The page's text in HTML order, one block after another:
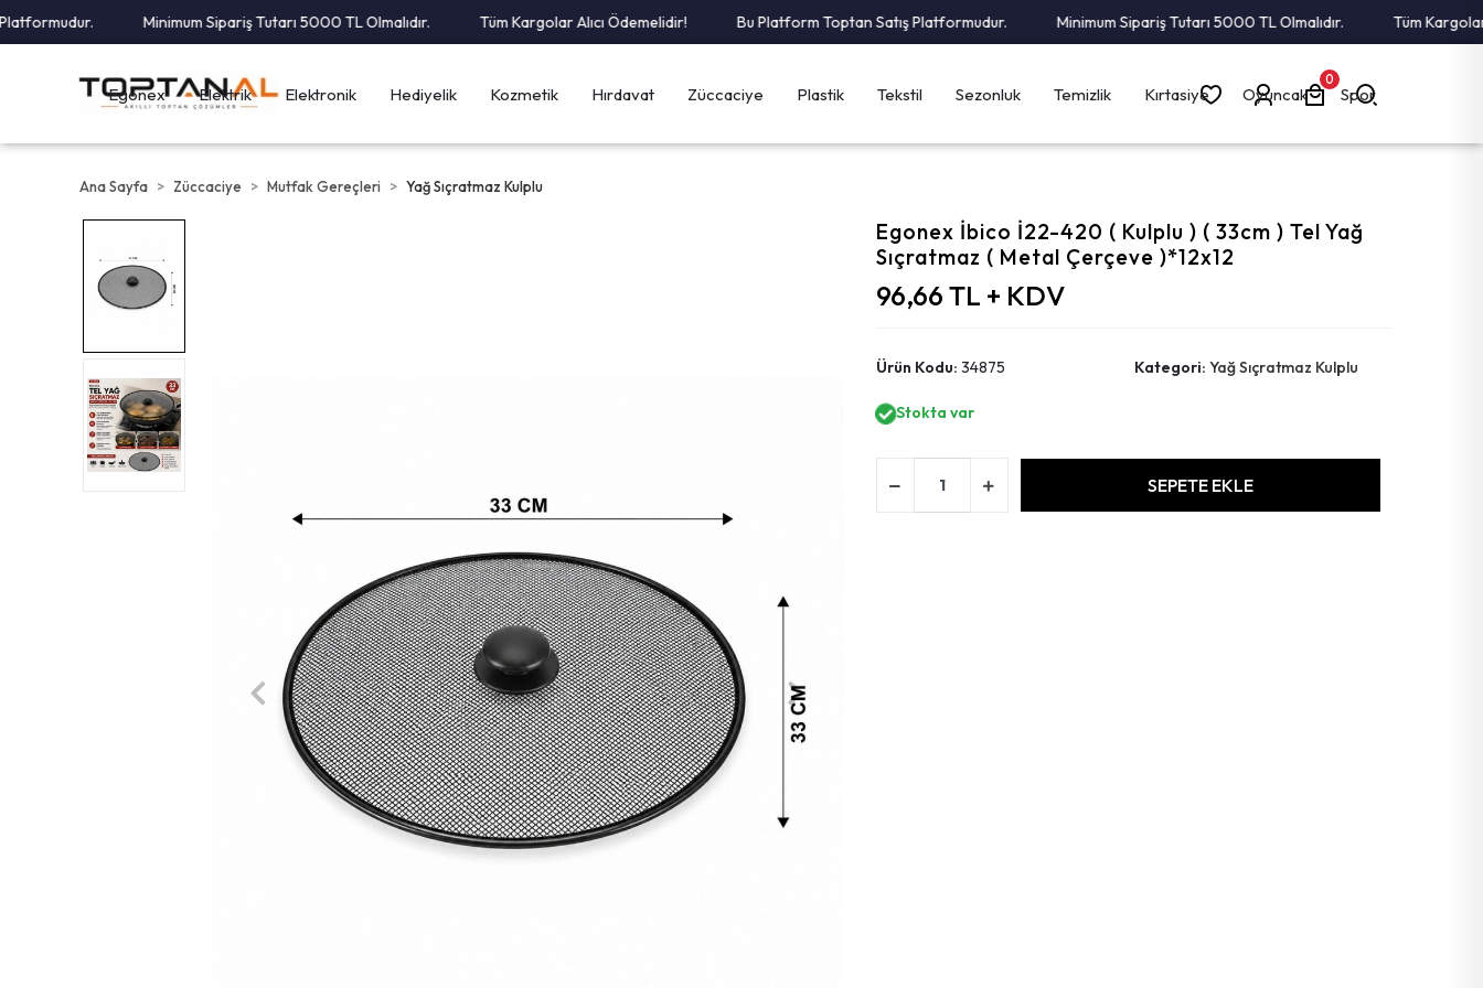
Minimum Sipariş Tutarı 5000 TL Olmalıdır. Tüm Kargolar Alıcı Ödemelidir! Bu Platform Toptan Satış Platformudur. Minimum Sipariş Tutarı 5000 TL Olmalıdır. Tüm Kargolar
Egonex Elektrik Elektronik Hediyelik Kozmetik Hırdavat Züccaciye Plastik Tekstil Sezonluk Temizlik Kırtasiye Oyuncak Spor
0
Ana Sayfa Züccaciye Mutfak Gereçleri Yağ Sıçratmaz Kulplu
Egonex İbico İ22-420 ( Kulplu ) ( 33cm ) Tel Yağ
Sıçratmaz ( Metal Çerçeve )*12x12
96,66 TL + KDV
Ürün Kodu: 34875 Kategori: Yağ Sıçratmaz Kulplu
Stokta var
SEPETE EKLE